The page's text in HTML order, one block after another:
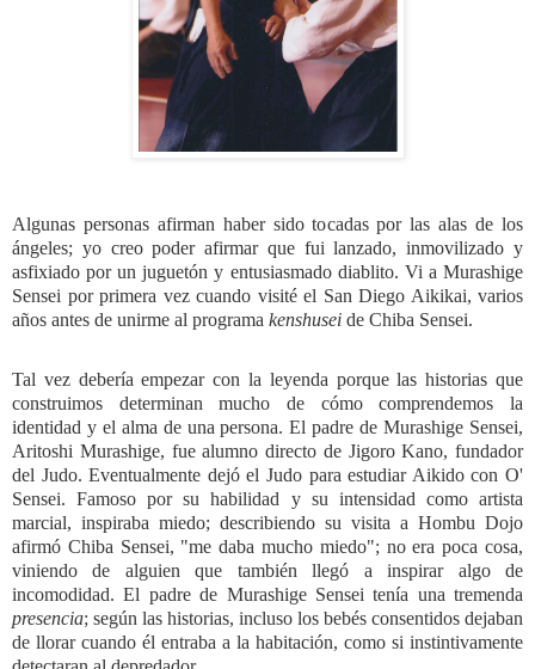
Algunas personas afirman haber sido tocadas por las alas de los
ángeles; yo creo poder afirmar que fui lanzado, inmovilizado y
asfixiado por un juguetón y entusiasmado diablito. Vi a Murashige
Sensei por primera vez cuando visité el San Diego Aikikai, varios
años antes de unirme al programa kenshusei de Chiba Sensei.
Tal vez debería empezar con la leyenda porque las historias que
construimos determinan mucho de cómo comprendemos la
identidad y el alma de una persona. El padre de Murashige Sensei,
Aritoshi Murashige, fue alumno directo de Jigoro Kano, fundador
del Judo. Eventualmente dejó el Judo para estudiar Aikido con O'
Sensei. Famoso por su habilidad y su intensidad como artista
marcial, inspiraba miedo; describiendo su visita a Hombu Dojo
afirmó Chiba Sensei, "me daba mucho miedo"; no era poca cosa,
viniendo de alguien que también llegó a inspirar algo de
incomodidad. El padre de Murashige Sensei tenía una tremenda
presencia; según las historias, incluso los bebés consentidos dejaban
de llorar cuando él entraba a la habitación, como si instintivamente